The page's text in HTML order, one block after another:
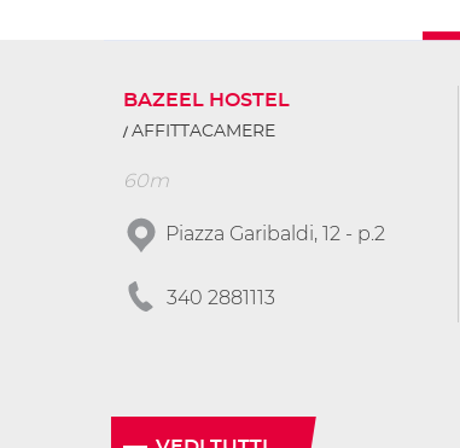
BAZEEL HOSTEL
AFFITTACAMERE
60m
Piazza Garibaldi, 12 - p.2
340 2881113